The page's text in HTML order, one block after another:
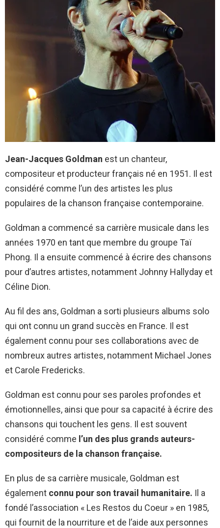
Jean-Jacques Goldman est un chanteur,
compositeur et producteur français né en 1951. Il est
considéré comme l’un des artistes les plus
populaires de la chanson française contemporaine.
Goldman a commencé sa carrière musicale dans les
années 1970 en tant que membre du groupe Taï
Phong. Il a ensuite commencé à écrire des chansons
pour d’autres artistes, notamment Johnny Hallyday et
Céline Dion.
Au fil des ans, Goldman a sorti plusieurs albums solo
qui ont connu un grand succès en France. Il est
également connu pour ses collaborations avec de
nombreux autres artistes, notamment Michael Jones
et Carole Fredericks.
Goldman est connu pour ses paroles profondes et
émotionnelles, ainsi que pour sa capacité à écrire des
chansons qui touchent les gens. Il est souvent
considéré comme l’un des plus grands auteurs-
compositeurs de la chanson française.
En plus de sa carrière musicale, Goldman est
également connu pour son travail humanitaire. Il a
fondé l’association « Les Restos du Coeur » en 1985,
qui fournit de la nourriture et de l’aide aux personnes